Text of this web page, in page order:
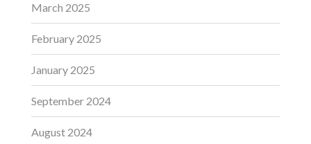
March 2025
February 2025
January 2025
September 2024
August 2024